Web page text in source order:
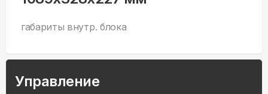
габариты внутр. блока
Управление